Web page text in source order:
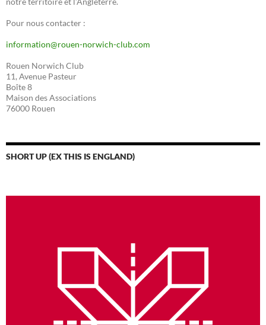
Pour nous contacter :
information@rouen-norwich-club.com
Rouen Norwich Club
11, Avenue Pasteur
Boîte 8
Maison des Associations
76000 Rouen
SHORT UP (EX THIS IS ENGLAND)